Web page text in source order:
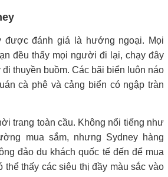
được đánh giá là hướng ngoại. Mọi
đều thấy mọi người đi lại, chạy đây
thuyền buồm. Các bãi biển luôn náo
cà phê và cảng biển có ngập tràn
trang toàn cầu. Không nổi tiếng như
mua sắm, nhưng Sydney hàng
đảo du khách quốc tế đến để mua
thể thấy các siêu thị đầy màu sắc vào